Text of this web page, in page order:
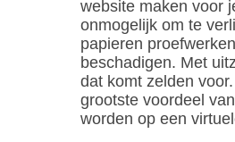
website maken voor
onmogelijk om te
papieren
beschadigen. Met
dat komt zelden
grootste voordeel
worden op een